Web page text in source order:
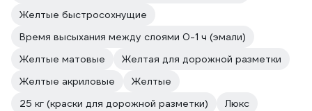
Желтые быстросохнущие
Время высыхания между слоями 0-1 ч (эмали)
Желтые матовые
Желтая для дорожной разметки
Желтые акриловые
Желтые
25 кг (краски для дорожной разметки)
Люкс